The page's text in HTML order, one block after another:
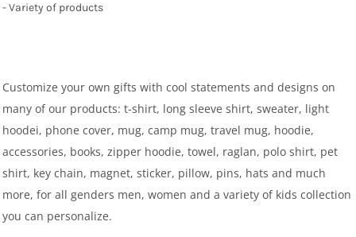
- Variety of products
Customize your own gifts with cool statements and designs on
many of our products: t-shirt, long sleeve shirt, sweater, light
hoodei, phone cover, mug, camp mug, travel mug, hoodie,
accessories, books, zipper hoodie, towel, raglan, polo shirt, pet
shirt, key chain, magnet, sticker, pillow, pins, hats and much
more, for all genders men, women and a variety of kids collection
you can personalize.